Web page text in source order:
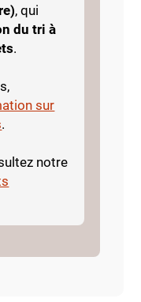
, qui
du tri à
.
sur
.
notre